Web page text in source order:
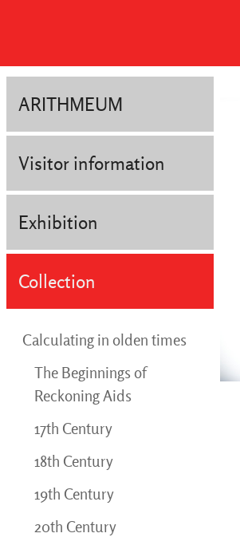
ARITHMEUM
Visitor information
Exhibition
Collection
Calculating in olden times
The Beginnings of
Reckoning Aids
17th Century
18th Century
19th Century
20th Century